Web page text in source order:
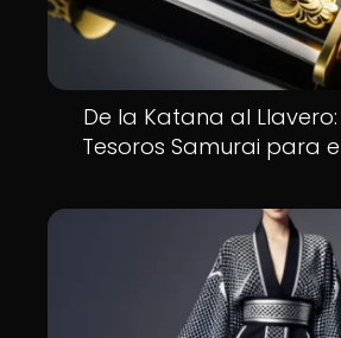
De la Katana al
Tesoros Samurai para